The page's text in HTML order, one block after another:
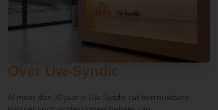
Over Uw-Syndic
Al meer dan 20 jaar is Uw-Syndic uw betrouwbare